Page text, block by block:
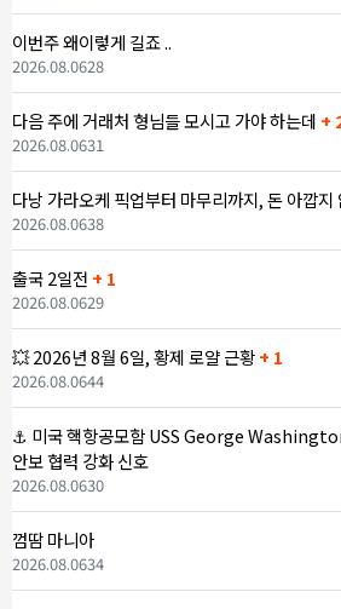
이번주 왜이렇게 길죠 ..
2026.08.0628
다음 주에 거래처 형님들 모시고 가야 하는데 +
2026.08.0631
다낭 가라오케 픽업부터 마무리까지, 돈 아깝지
2026.08.0638
출국 2일전 + 1
2026.08.0629
💥 2026년 8월 6일, 황제 로얄 근황+ 1
2026.08.0644
⚓ 미국 핵항공모함 USS George
안보 협력 강화 신호
2026.08.0630
껌땀 마니아
2026.08.0634